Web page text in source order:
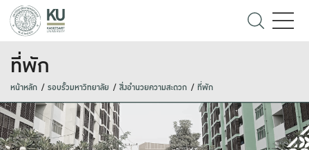
ที่พัก
หน้าหลัก รอบรั้วมหาวิทยาลัย สิ่งอำนวยความสะดวก ที่พัก